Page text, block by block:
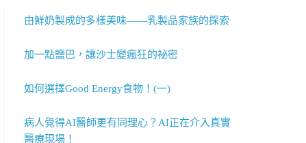
由鮮奶製成的多樣美味——乳製品家族的探索
加一點鹽巴，讓沙士變瘋狂的祕密
如何選擇Good Energy食物！(一)
病人覺得AI醫師更有同理心？AI正在介入真實
醫療現場！